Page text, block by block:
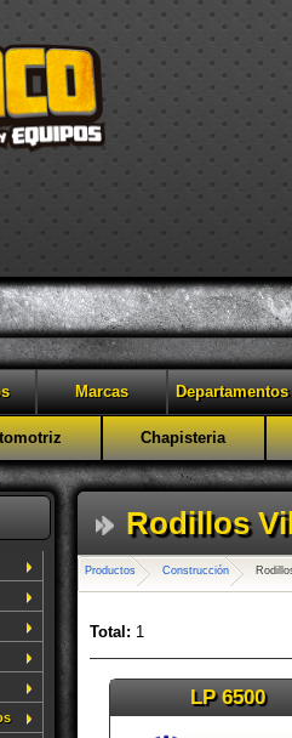
Marcas Departamentos
Chapisteria
Rodillos
Productos Construcción
Total: 1
LP 6500